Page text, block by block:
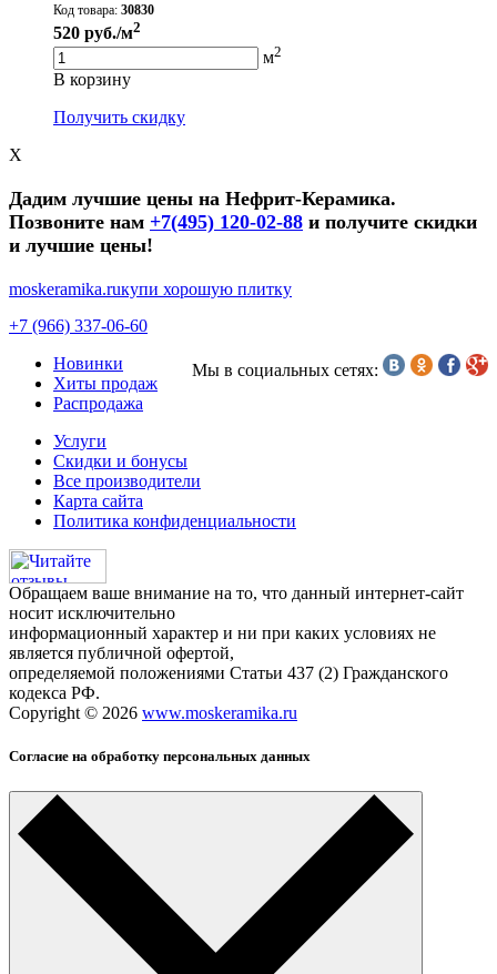
Код товара: 30830
520 руб./м2
м2
В корзину
Получить скидку
X
Дадим лучшие цены на Нефрит-Керамика.
Позвоните нам +7(495) 120-02-88 и получите скидки
и лучшие цены!
moskeramika.ruкупи хорошую плитку
+7 (966) 337-06-60
Мы в социальных сетях:
Новинки
Хиты продаж
Распродажа
Услуги
Скидки и бонусы
Все производители
Карта сайта
Политика конфиденциальности
Обращаем ваше внимание на то, что данный интернет-сайт
носит исключительно
информационный характер и ни при каких условиях не
является публичной офертой,
определяемой положениями Статьи 437 (2) Гражданского
кодекса РФ.
Copyright © 2026 www.moskeramika.ru
Согласие на обработку персональных данных